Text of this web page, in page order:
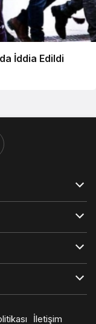
İddia Edildi
İletişim